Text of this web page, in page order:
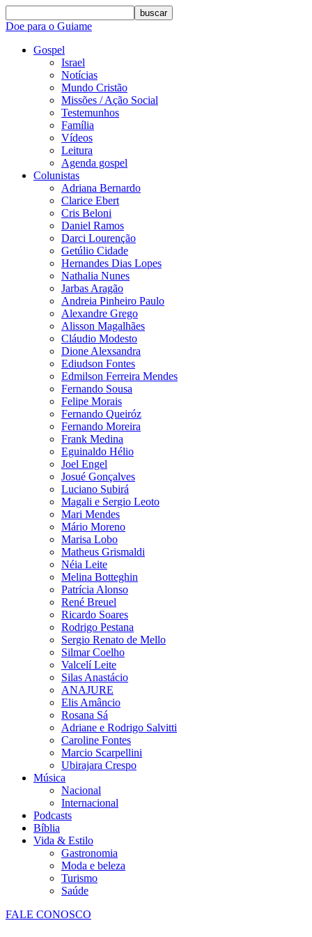
buscar
Doe para o Guiame
Gospel
Israel
Notícias
Mundo Cristão
Missões / Ação Social
Testemunhos
Família
Vídeos
Leitura
Agenda gospel
Colunistas
Adriana Bernardo
Clarice Ebert
Cris Beloni
Daniel Ramos
Darci Lourenção
Getúlio Cidade
Hernandes Dias Lopes
Nathalia Nunes
Jarbas Aragão
Andreia Pinheiro Paulo
Alexandre Grego
Alisson Magalhães
Cláudio Modesto
Dione Alexsandra
Ediudson Fontes
Edmilson Ferreira Mendes
Fernando Sousa
Felipe Morais
Fernando Queiróz
Fernando Moreira
Frank Medina
Eguinaldo Hélio
Joel Engel
Josué Gonçalves
Luciano Subirá
Magali e Sergio Leoto
Mari Mendes
Mário Moreno
Marisa Lobo
Matheus Grismaldi
Néia Leite
Melina Botteghin
Patrícia Alonso
René Breuel
Ricardo Soares
Rodrigo Pestana
Sergio Renato de Mello
Silmar Coelho
Valcelí Leite
Silas Anastácio
ANAJURE
Elis Amâncio
Rosana Sá
Adriane e Rodrigo Salvitti
Caroline Fontes
Marcio Scarpellini
Ubirajara Crespo
Música
Nacional
Internacional
Podcasts
Bíblia
Vida & Estilo
Gastronomia
Moda e beleza
Turismo
Saúde
FALE CONOSCO